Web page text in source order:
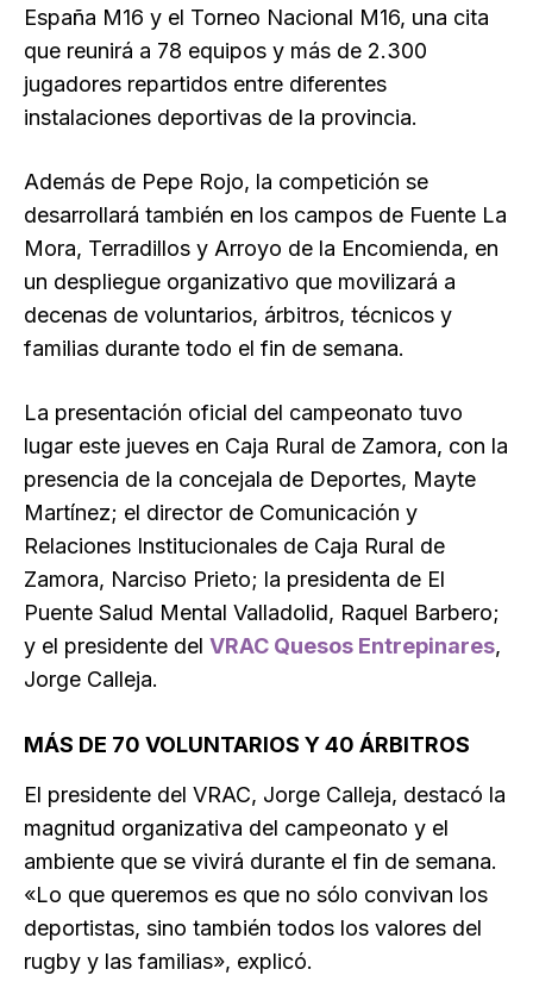
España M16 y el Torneo Nacional M16, una cita
que reunirá a 78 equipos y más de 2.300
jugadores repartidos entre diferentes
instalaciones deportivas de la provincia.
Además de Pepe Rojo, la competición se
desarrollará también en los campos de Fuente La
Mora, Terradillos y Arroyo de la Encomienda, en
un despliegue organizativo que movilizará a
decenas de voluntarios, árbitros, técnicos y
familias durante todo el fin de semana.
La presentación oficial del campeonato tuvo
lugar este jueves en Caja Rural de Zamora, con la
presencia de la concejala de Deportes, Mayte
Martínez; el director de Comunicación y
Relaciones Institucionales de Caja Rural de
Zamora, Narciso Prieto; la presidenta de El
Puente Salud Mental Valladolid, Raquel Barbero;
y el presidente del VRAC Quesos Entrepinares,
Jorge Calleja.
MÁS DE 70 VOLUNTARIOS Y 40 ÁRBITROS
El presidente del VRAC, Jorge Calleja, destacó la
magnitud organizativa del campeonato y el
ambiente que se vivirá durante el fin de semana.
«Lo que queremos es que no sólo convivan los
deportistas, sino también todos los valores del
rugby y las familias», explicó.